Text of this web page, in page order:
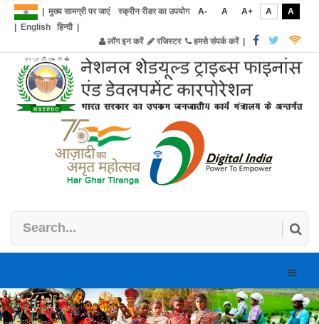
मुख्य सामग्री पर जाएं स्क्रीन रीडर का उपयोग A- A A+ A
A
English हिन्दी|
लॉग इन करें
रजिस्टर हमसे संपर्क करें|
Toggle